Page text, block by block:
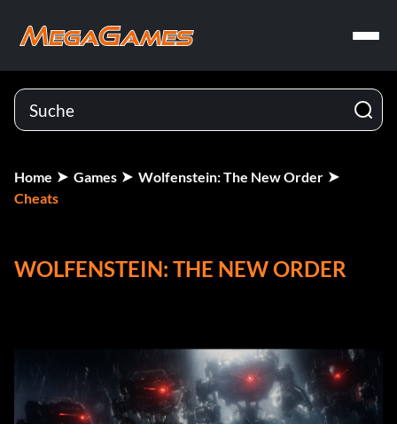
Home Games
Wolfenstein: The New Order
Cheats
WOLFENSTEIN: THE NEW ORDER